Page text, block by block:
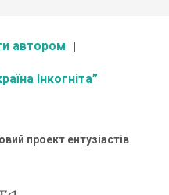
автором
Інкогніта”
проект ентузіастів